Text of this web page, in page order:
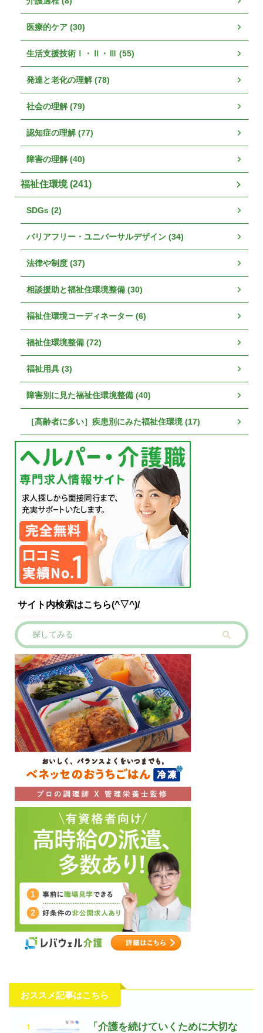
医療的ケア (30)
生活支援技術Ⅰ・Ⅱ・Ⅲ (55)
発達と老化の理解 (78)
社会の理解 (79)
認知症の理解 (77)
障害の理解 (40)
福祉住環境 (241)
SDGs (2)
バリアフリー・ユニバーサルデザイン (34)
法律や制度 (37)
相談援助と福祉住環境整備 (30)
福祉住環境コーディネーター (6)
福祉住環境整備 (72)
福祉用具 (3)
障害別に見た福祉住環境整備 (40)
［高齢者に多い］疾患別にみた福祉住環境 (17)
サイト内検索はこちら(^▽^)/
おススメ記事はこちら
1
「介護を続けていくために大切な